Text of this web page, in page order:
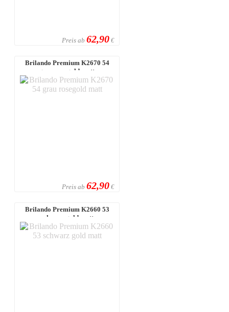
Preis ab 62,90 €
Brilando Premium K2670 54
grau rosegold matt
Preis ab 62,90 €
Brilando Premium K2660 53
schwarz gold matt